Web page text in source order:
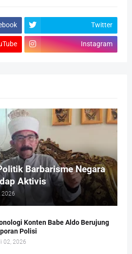
Twitter
Instagram
Barbarisme Negara
Aktivis
2026
Konten Babe Aldo Berujung
Polisi
02, 2026